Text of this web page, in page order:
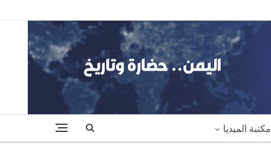
مكتبة الميديا